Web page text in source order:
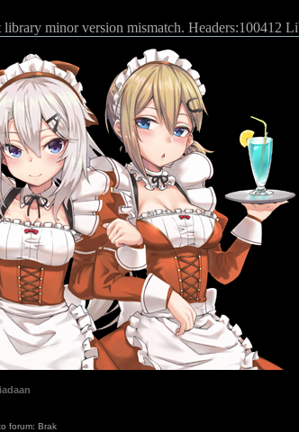
minor version mismatch. Headers:100412
forum: Brak